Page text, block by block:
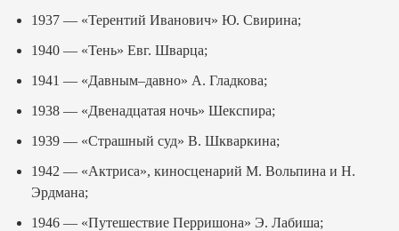
1937 — «Терентий Иванович» Ю. Свирина;
1940 — «Тень» Евг. Шварца;
1941 — «Давным–давно» А. Гладкова;
1938 — «Двенадцатая ночь» Шекспира;
1939 — «Страшный суд» В. Шкваркина;
1942 — «Актриса», киносценарий М. Вольпина и Н.
Эрдмана;
1946 — «Путешествие Перришона» Э. Лабиша;